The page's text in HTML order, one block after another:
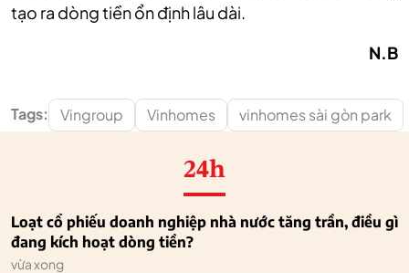
tạo ra dòng tiền ổn định lâu dài.
N.B
Tags: Vingroup Vinhomes vinhomes sài gòn park
24h
Loạt cổ phiếu doanh nghiệp nhà nước tăng trần, điều gì
đang kích hoạt dòng tiền?
vừa xong